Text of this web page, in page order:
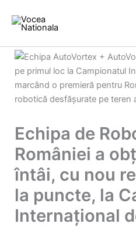
content
Echipa de
României a
întâi, cu nou
la puncte, la
Internaţional